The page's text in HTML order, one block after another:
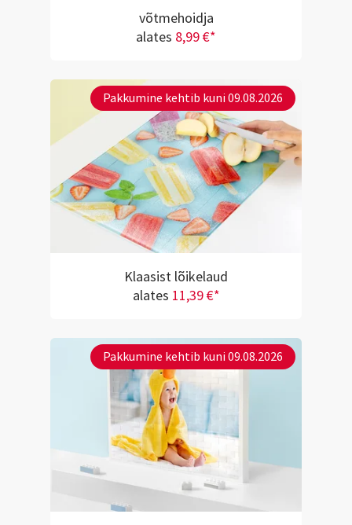
võtmehoidja
alates 8,99 €*
Pakkumine kehtib kuni 09.08.2026
Klaasist lõikelaud
alates 11,39 €*
Pakkumine kehtib kuni 09.08.2026